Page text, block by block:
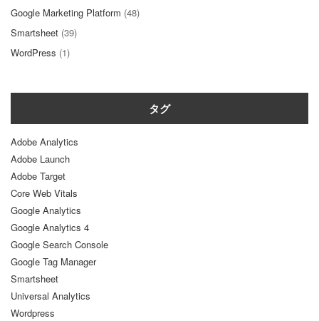
Google Marketing Platform (48)
Smartsheet (39)
WordPress (1)
タグ
Adobe Analytics
Adobe Launch
Adobe Target
Core Web Vitals
Google Analytics
Google Analytics 4
Google Search Console
Google Tag Manager
Smartsheet
Universal Analytics
Wordpress